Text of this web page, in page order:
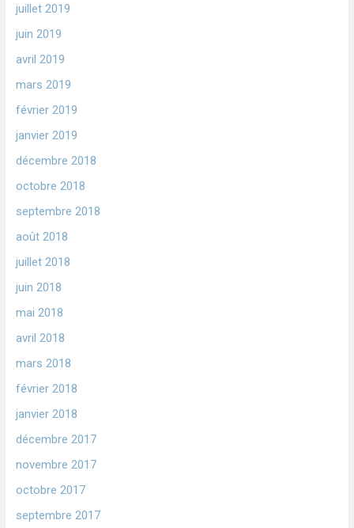
juillet 2019
juin 2019
avril 2019
mars 2019
février 2019
janvier 2019
décembre 2018
octobre 2018
septembre 2018
août 2018
juillet 2018
juin 2018
mai 2018
avril 2018
mars 2018
février 2018
janvier 2018
décembre 2017
novembre 2017
octobre 2017
septembre 2017